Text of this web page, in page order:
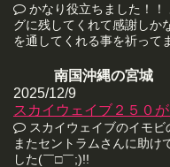
かなり役立ちました！
グに残してくれて感謝しか
を通してくれる事を祈って
南国沖縄の宮城
2025/12/9
スカイウェイブ２５０が
スカイウェイブのイモ
またセントラムさんに助け
した(￣□￣;)!!